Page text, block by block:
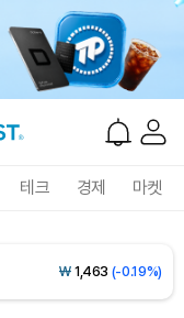
테크 경제 마켓
₩2,707,001(+0.27%)
₩ 1,463 (-0.19%)